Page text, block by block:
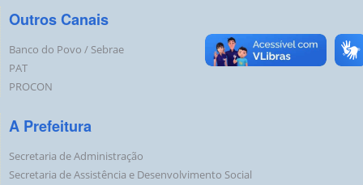
Outros Canais
Banco do Povo / Sebrae
PAT
PROCON
A Prefeitura
Secretaria de Administração
Secretaria de Assistência e Desenvolvimento Social